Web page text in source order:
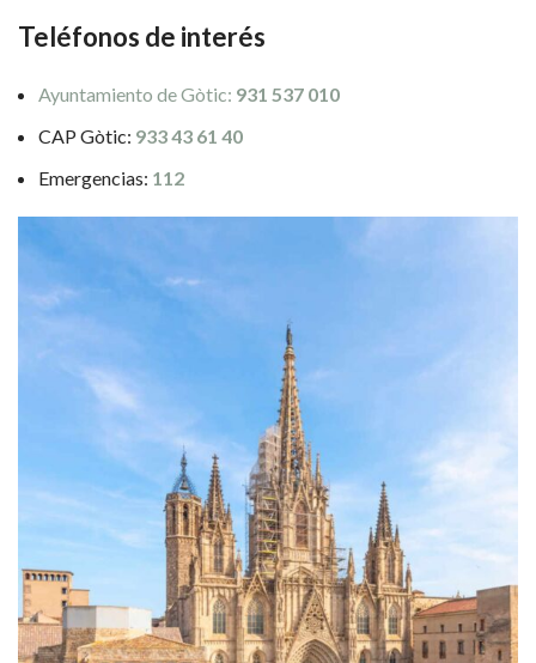
Teléfonos de interés
Ayuntamiento de Gòtic: 931 537 010
CAP Gòtic: 933 43 61 40
Emergencias: 112